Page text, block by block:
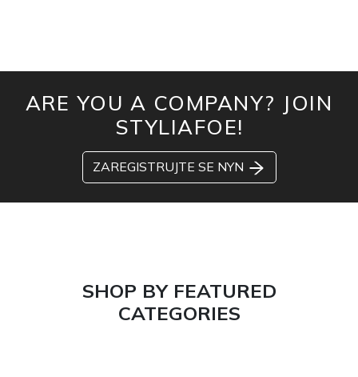
ARE YOU A COMPANY? JOIN
STYLIAFOE!
ZAREGISTRUJTE SE NYN
SHOP BY FEATURED
CATEGORIES